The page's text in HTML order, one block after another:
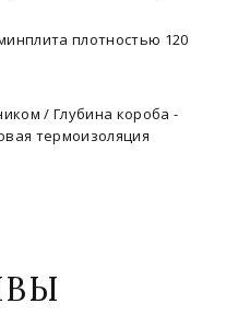
плотностью 120
/ Глубина короба -
термоизоляция